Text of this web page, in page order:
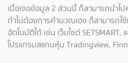
เมื่อเจอข้อมูล 2 ส่วนนี้ ก็สามารถนำไ
ถ้าไม่ต้องการคำนวณเอง ก็สามารถใ
อัตโนมัติได้ เช่น เว็บไซต์
โปรแกรมสแกนหุ้น Tradingview,